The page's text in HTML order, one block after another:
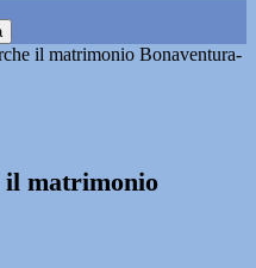
il matrimonio Bonaventura-
il matrimonio